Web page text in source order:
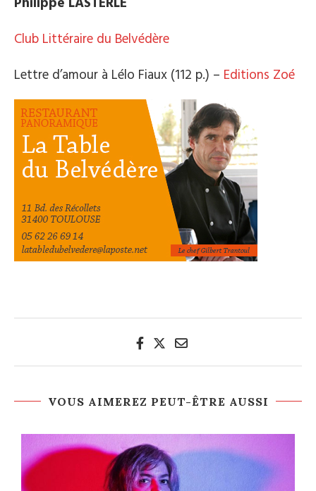
Club Littéraire du Belvédère
Lettre d’amour à Lélo Fiaux (112 p.) – Editions Zoé
VOUS AIMEREZ PEUT-ÊTRE AUSSI